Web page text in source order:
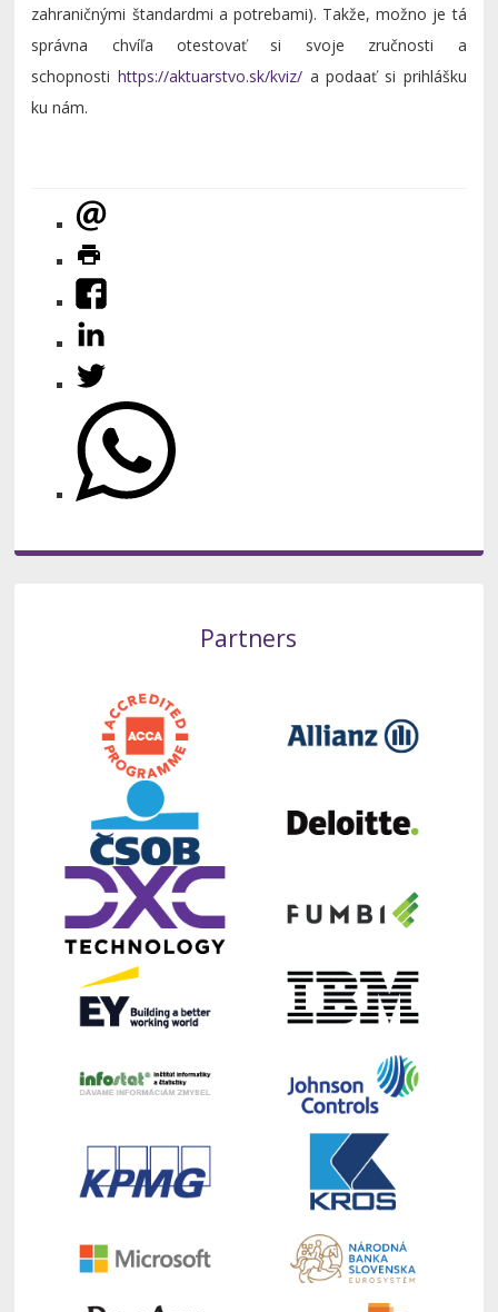
zahraničnými štandardmi a potrebami). Takže, možno je tá
správna chvíľa otestovať si svoje zručnosti a
schopnostihttps://aktuarstvo.sk/kviz/ a podaať si prihlášku
ku nám.
Partners